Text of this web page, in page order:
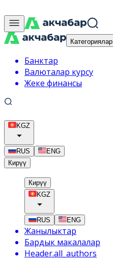
Категориялар
Банктар
Валюталар курсу
Жеке финансы
KGZ
RUS
ENG
Кирүү
Кирүү
KGZ
RUS ENG
Жанылыктар
Бардык макалалар
Header.all_authors